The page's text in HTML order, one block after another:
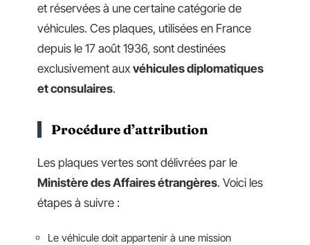
et réservées à une certaine catégorie de
véhicules. Ces plaques, utilisées en France
depuis le 17 août 1936, sont destinées
exclusivement aux véhicules diplomatiques
et consulaires.
Procédure d’attribution
Les plaques vertes sont délivrées par le
Ministère des Affaires étrangères. Voici les
étapes à suivre :
Le véhicule doit appartenir à une mission